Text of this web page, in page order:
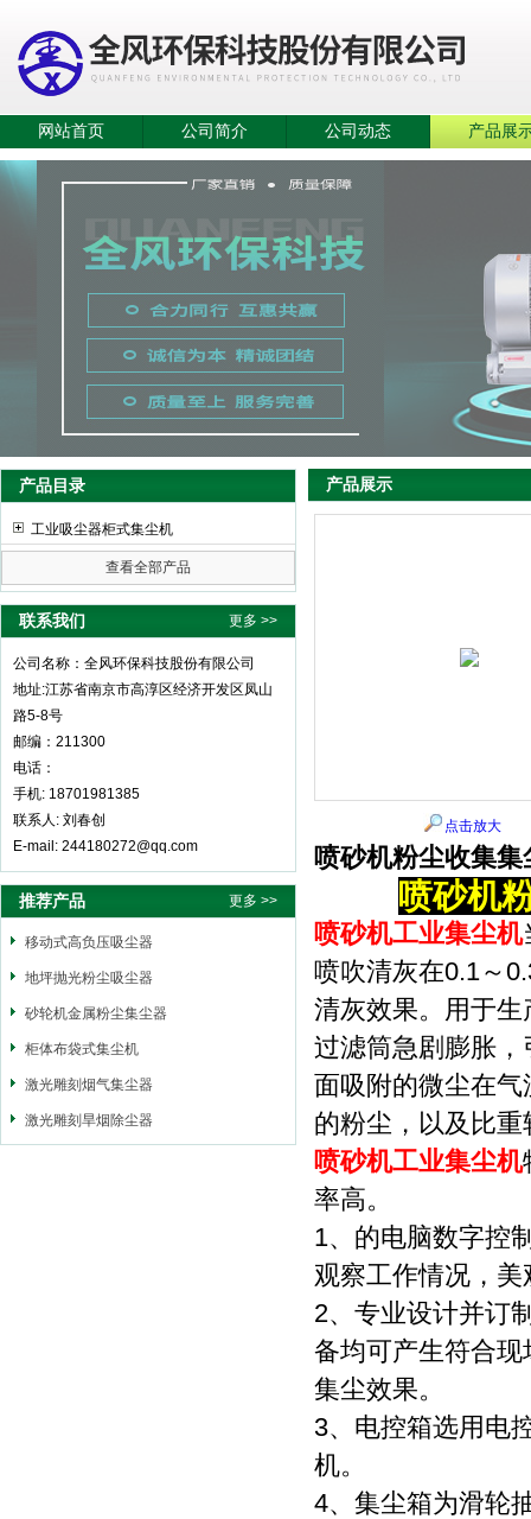
网站首页 公司简介 公司动态 产品展
产品目录
工业吸尘器柜式集尘机
查看全部产品
联系我们 更多 >>
公司名称：全风环保科技股份有限公司
地址:江苏省南京市高淳区经济开发区凤山
路5-8号
邮编：211300
电话：
手机: 18701981385
联系人: 刘春创
E-mail: 244180272@qq.com
推荐产品 更多 >>
移动式高负压吸尘器
地坪抛光粉尘吸尘器
砂轮机金属粉尘集尘器
柜体布袋式集尘机
激光雕刻烟气集尘器
激光雕刻旱烟除尘器
产品展示
点击放大
喷砂机粉尘收集集
喷砂机
喷砂机工业集尘机
喷吹清灰在0.1～
清灰效果。用于
过滤筒急剧膨胀
面吸附的微尘在
的粉尘，以及比
喷砂机工业集尘机
率高。
1、的电脑数字控
观察工作情况，美
2、专业设计并订
备均可产生符合
集尘效果。
3、电控箱选用电
机。
4、集尘箱为滑轮